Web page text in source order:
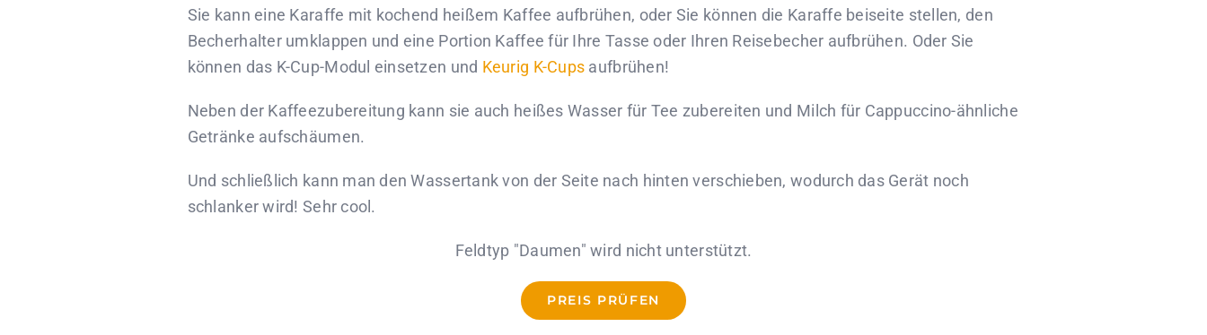
Sie kann eine Karaffe mit kochend heißem Kaffee aufbrühen, oder Sie können die Karaffe beiseite stellen, den
Becherhalter umklappen und eine Portion Kaffee für Ihre Tasse oder Ihren Reisebecher aufbrühen. Oder Sie
können das K-Cup-Modul einsetzen und Keurig K-Cups aufbrühen!
Neben der Kaffeezubereitung kann sie auch heißes Wasser für Tee zubereiten und Milch für Cappuccino-ähnliche
Getränke aufschäumen.
Und schließlich kann man den Wassertank von der Seite nach hinten verschieben, wodurch das Gerät noch
schlanker wird! Sehr cool.
Feldtyp "Daumen" wird nicht unterstützt.
PREIS PRÜFEN